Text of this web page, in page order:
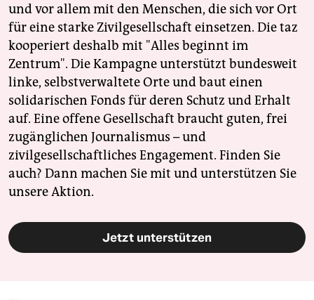
und vor allem mit den Menschen, die sich vor Ort
für eine starke Zivilgesellschaft einsetzen. Die taz
kooperiert deshalb mit "Alles beginnt im
Zentrum". Die Kampagne unterstützt bundesweit
linke, selbstverwaltete Orte und baut einen
solidarischen Fonds für deren Schutz und Erhalt
auf. Eine offene Gesellschaft braucht guten, frei
zugänglichen Journalismus – und
zivilgesellschaftliches Engagement. Finden Sie
auch? Dann machen Sie mit und unterstützen Sie
unsere Aktion.
Jetzt unterstützen